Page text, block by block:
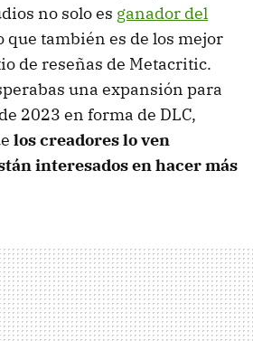
no solo es ganador del
que también es de los mejor
de reseñas de Metacritic.
una expansión para
2023 en forma de DLC,
los creadores lo ven
interesados en hacer más